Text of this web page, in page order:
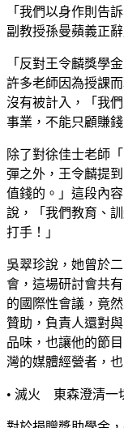
「我們以身作則告
副教授孫曼蘋義正辭
「反對王令麟獎學
許多老師因為授課
沒有被計入，「我
事業，不能只顧賺錢
除了對徐佳士老師
彈之外，王令麟提
值錢的。」這段內
說，「我們教育、
打手！」
吳翠珍說，她曾於
會，這場研討會共
的國際性會議，竟
贊助，負責人還對
品味，也讓他的節
灣的媒體經營者，
• 滅火 東森澄清一